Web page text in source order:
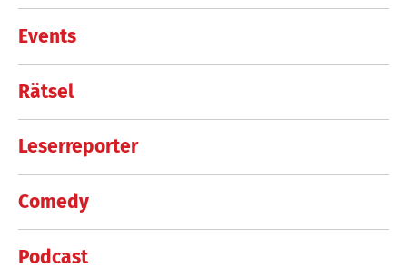
Events
Rätsel
Leserreporter
Comedy
Podcast